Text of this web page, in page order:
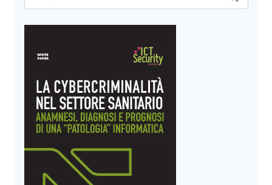
L’EVOLUZIONE
CYBERSECURITY
per: